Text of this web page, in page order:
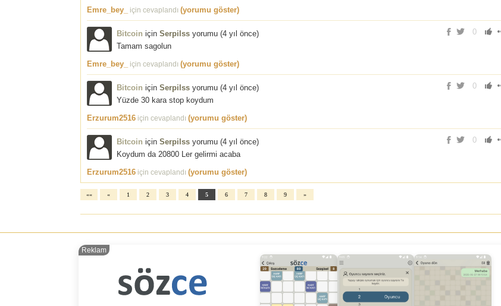
Emre_bey_
için cevaplandı (yorumu göster)
0
Bitcoin için Serpilss yorumu (4 yıl önce)
Tamam sagolun
Emre_bey_
için cevaplandı (yorumu göster)
0
Bitcoin için Serpilss yorumu (4 yıl önce)
Yüzde 30 kara stop koydum
Erzurum2516 için cevaplandı (yorumu göster)
0
Bitcoin için Serpilss yorumu (4 yıl önce)
Koydum da 20800 Ler gelirmi acaba
Erzurum2516 için cevaplandı (yorumu göster)
«« « 1 2 3 4 5 6 7 8 9 »
Reklam